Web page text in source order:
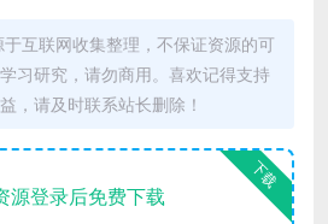
互联网收集整理，不保证资源的可
习研究，请勿商用。喜欢记得支持
，请及时联系站长删除！
下载
源登录后免费下载